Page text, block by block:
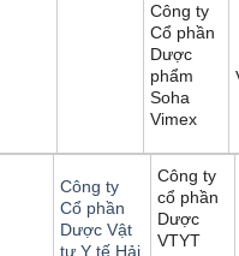
Công ty
Cổ phần
Dược
phẩm
Soha
Vimex
Công ty
Cổ phần
Dược Vật
tư Y tế Hải
Công ty
cổ phần
Dược
VTYT